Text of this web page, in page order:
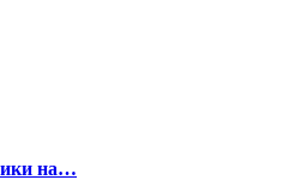
на…